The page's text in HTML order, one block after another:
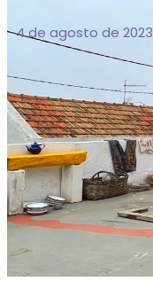
4 de agosto de 2023